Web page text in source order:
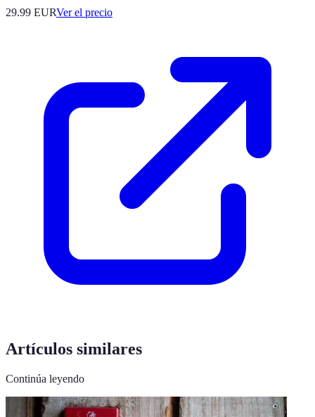
29.99 EURVer el precio
Artículos similares
Continúa leyendo